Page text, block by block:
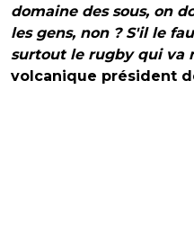
domaine des sous, on
les gens, non ? S'il le
surtout le rugby qui va
volcanique président